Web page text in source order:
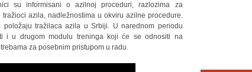
su informisani o azilnoj proceduri, razlozima za
azila, nadležnostima u okviru azilne procedure.
tražilaca azila u Srbiji. U narednom periodu
i u drugom modulu treninga koji će se odnositi na
za posebnim pristupom u radu.